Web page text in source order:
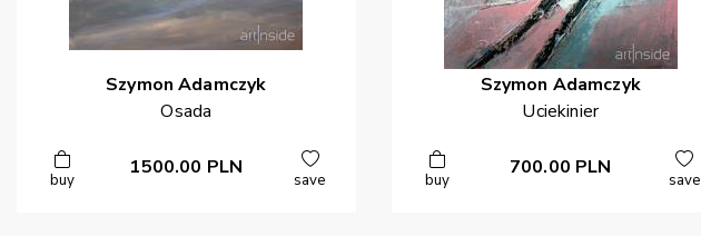
Szymon Adamczyk
Osada
buy
1500.00 PLN
save
Szymon Adamczyk
Uciekinier
buy
700.00 PLN
save